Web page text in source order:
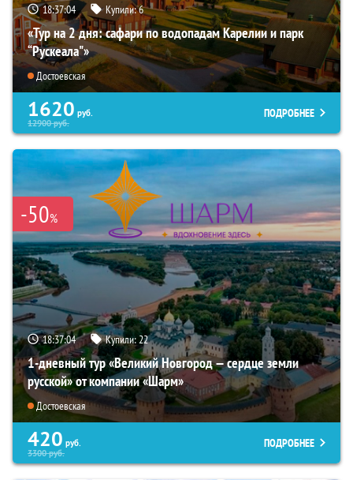
18:37:02 Купили:6
«Тур на 2 дня: сафари по водопадам Карелии и парк
“Рускеала"»
Достоевская
1620 руб.
12900руб.
ПОДРОБНЕЕ
-50%
18:37:02 Купили:22
1-дневный тур «Великий Новгород — сердце земли
русской» от компании «Шарм»
Достоевская
420 руб.
3300руб.
ПОДРОБНЕЕ